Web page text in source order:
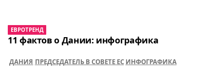
ЕВРОТРЕНД
11 фактов о Дании: инфографика
ДАНИЯ ПРЕДСЕДАТЕЛЬ В СОВЕТЕ ЕС ИНФОГРАФИКА